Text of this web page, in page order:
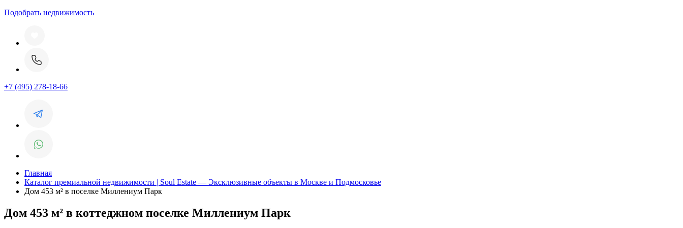
Подобрать недвижимость
+7 (495) 278-18-66
Главная
Каталог премиальной недвижимости | Soul Estate — Эксклюзивные объекты в Москве и Подмосковье
Дом 453 м² в поселке Миллениум Парк
Дом 453 м² в коттеджном поселке Миллениум Парк